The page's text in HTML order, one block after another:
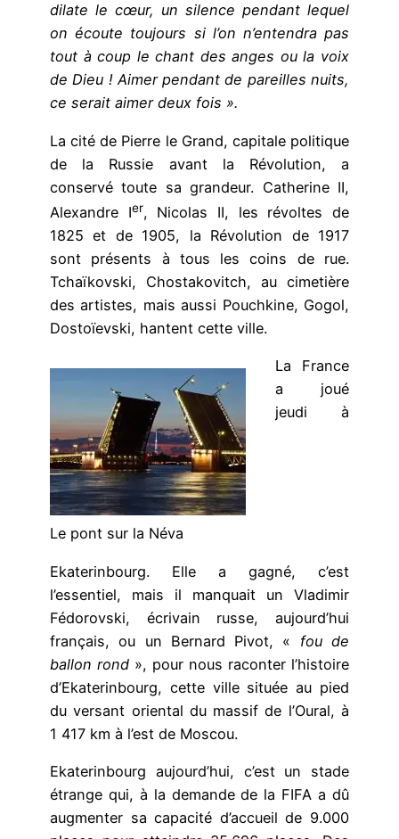
dilate le cœur, un silence pendant lequel
on écoute toujours si l’on n’entendra pas
tout à coup le chant des anges ou la voix
de Dieu ! Aimer pendant de pareilles nuits,
ce serait aimer deux fois ».
La cité de Pierre le Grand, capitale politique
de la Russie avant la Révolution, a
conservé toute sa grandeur. Catherine II,
Alexandre Ier, Nicolas II, les révoltes de
1825 et de 1905, la Révolution de 1917
sont présents à tous les coins de rue.
Tchaïkovski, Chostakovitch, au cimetière
des artistes, mais aussi Pouchkine, Gogol,
Dostoïevski, hantent cette ville.
Le pont sur la Néva
La France
a joué
jeudi à
Ekaterinbourg. Elle a gagné, c’est
l’essentiel, mais il manquait un Vladimir
Fédorovski, écrivain russe, aujourd’hui
français, ou un Bernard Pivot, « fou de
ballon rond », pour nous raconter l’histoire
d’Ekaterinbourg, cette ville située au pied
du versant oriental du massif de l’Oural, à
1 417 km à l’est de Moscou.
Ekaterinbourg aujourd’hui, c’est un stade
étrange qui, à la demande de la FIFA a dû
augmenter sa capacité d’accueil de 9.000